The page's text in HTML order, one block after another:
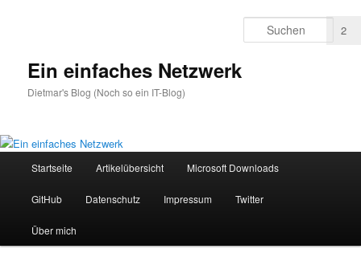
Ein einfaches Netzwerk
Dietmar's Blog (Noch so ein IT-Blog)
Startseite Artikelübersicht Microsoft Downloads
GitHub Datenschutz Impressum Twitter
Über mich
2
2